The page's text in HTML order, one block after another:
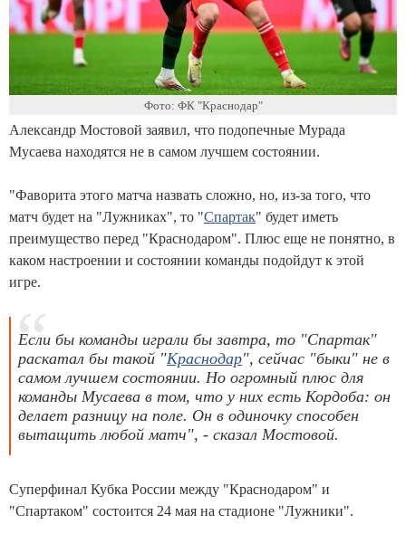
Фото: ФК "Краснодар"
Александр Мостовой заявил, что подопечные Мурада
Мусаева находятся не в самом лучшем состоянии.
"Фаворита этого матча назвать сложно, но, из-за того, что
матч будет на "Лужниках", то "Спартак" будет иметь
преимущество перед "Краснодаром". Плюс еще не понятно, в
каком настроении и состоянии команды подойдут к этой
игре.
Если бы команды играли бы завтра, то "Спартак"
раскатал бы такой "Краснодар", сейчас "быки" не в
самом лучшем состоянии. Но огромный плюс для
команды Мусаева в том, что у них есть Кордоба: он
делает разницу на поле. Он в одиночку способен
вытащить любой матч", - сказал Мостовой.
Суперфинал Кубка России между "Краснодаром" и
"Спартаком" состоится 24 мая на стадионе "Лужники".